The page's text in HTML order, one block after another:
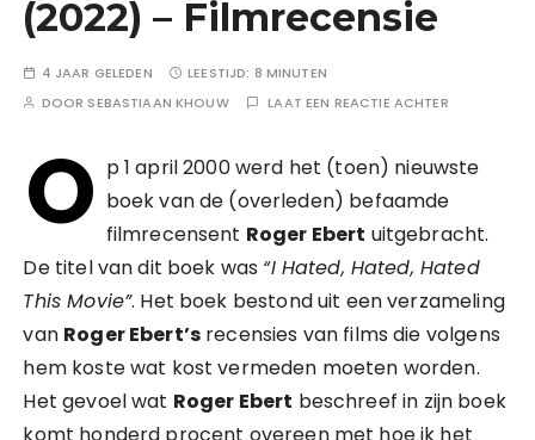
(2022) – Filmrecensie
4 JAAR GELEDEN LEESTIJD: 8 MINUTEN
DOOR SEBASTIAAN KHOUW LAAT EEN REACTIE ACHTER
O p 1 april 2000 werd het (toen) nieuwste
boek van de (overleden) befaamde
filmrecensent Roger Ebert uitgebracht.
De titel van dit boek was “I Hated, Hated, Hated
This Movie”. Het boek bestond uit een verzameling
van Roger Ebert’s recensies van films die volgens
hem koste wat kost vermeden moeten worden.
Het gevoel wat Roger Ebert beschreef in zijn boek